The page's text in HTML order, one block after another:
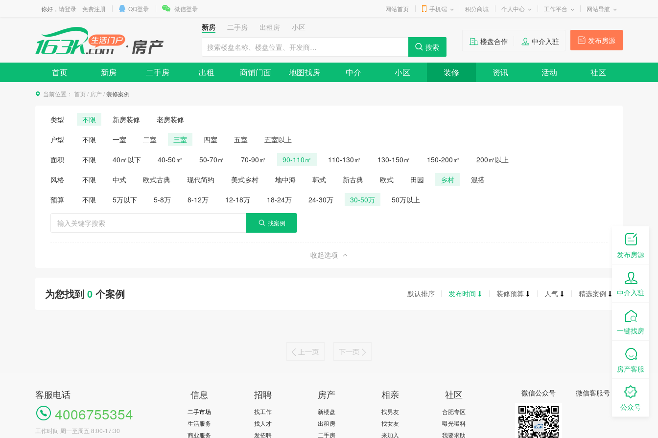
你好， 请登录 免费注册 QQ登录 微信登录 网站首页 手机端 积分商城 个人中心 工作平台 网站导航
新房 二手房 出租房
小区
发布房源
楼盘合作 中介入驻
首页 新房 二手房 出租 商铺门面 地图找房 中介 小区 装修 资讯 活动 社区
当前位置： 首页 / 房产/装修案例
类型 不限 新房装修 老房装修
户型 不限 一室 二室 三室 四室 五室 五室以上
面积 不限 40㎡以下 40-50㎡ 50-70㎡ 70-90㎡ 90-110㎡ 110-130㎡ 130-150㎡ 150-200㎡ 200㎡以上
风格 不限 中式 欧式古典 现代简约 美式乡村 地中海 韩式 新古典 欧式 田园 乡村 混搭
预算 不限 5万以下 5-8万 8-12万 12-18万 18-24万 24-30万 30-50万 50万以上
收起选项
默认排序 发布时间 装修预算 人气 精选案例
为您找到 0 个案例
客服电话
4006755354
工作时间 周一至周五 8:00-17:30
信息
二手市场
生活服务
商业服务
招聘
找工作
找人才
发招聘
房产
新楼盘
出租房
二手房
相亲
找男友
找女友
来加入
社区
合肥专区
曝光曝料
我要求助
微信公众号 微信客服号
发布房源
中介入驻
一键找房
房产客服
公众号